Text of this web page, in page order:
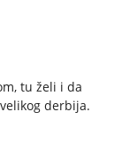
tu želi i da
derbija.